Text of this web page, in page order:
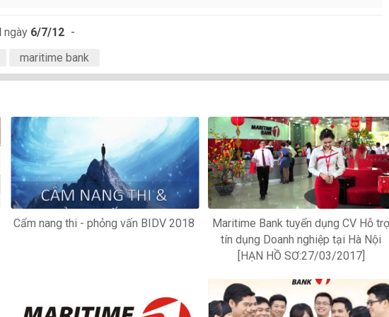
ngày 6/7/12 -
maritime bank
Cẩm nang thi - phỏng vấn BIDV 2018
Maritime Bank tuyển dụng CV Hỗ
tín dụng Doanh nghiệp tại Hà Nội
[HẠN HỒ SƠ:27/03/2017]